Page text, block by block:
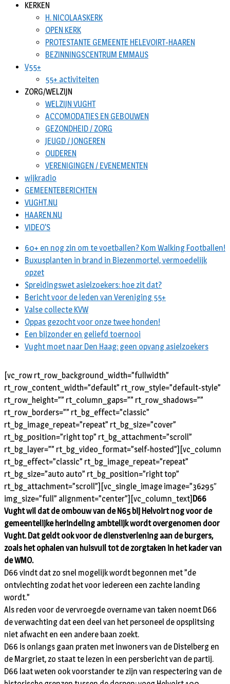
KERKEN
H. NICOLAASKERK
OPEN KERK
PROTESTANTE GEMEENTE HELEVOIRT-HAAREN
BEZINNINGSCENTRUM EMMAUS
V55+
55+ activiteiten
ZORG/WELZIJN
WELZIJN VUGHT
ACCOMODATIES EN GEBOUWEN
GEZONDHEID / ZORG
JEUGD / JONGEREN
OUDEREN
VERENIGINGEN / EVENEMENTEN
wijkradio
GEMEENTEBERICHTEN
VUGHT.NU
HAAREN.NU
VIDEO’S
60+ en nog zin om te voetballen? Kom Walking Footballen!
Buxusplanten in brand in Biezenmortel, vermoedelijk
opzet
Spreidingswet asielzoekers: hoe zit dat?
Bericht voor de leden van Vereniging 55+
Valse collecte KVW
Oppas gezocht voor onze twee honden!
Een bijzonder en geliefd toernooi
Vught moet naar Den Haag: geen opvang asielzoekers
[vc_row rt_row_background_width=”fullwidth”
rt_row_content_width=”default” rt_row_style=”default-style”
rt_row_height=”” rt_column_gaps=”” rt_row_shadows=””
rt_row_borders=”” rt_bg_effect=”classic”
rt_bg_image_repeat=”repeat” rt_bg_size=”cover”
rt_bg_position=”right top” rt_bg_attachment=”scroll”
rt_bg_layer=”” rt_bg_video_format=”self-hosted”][vc_column
rt_bg_effect=”classic” rt_bg_image_repeat=”repeat”
rt_bg_size=”auto auto” rt_bg_position=”right top”
rt_bg_attachment=”scroll”][vc_single_image image=”36295″
img_size=”full” alignment=”center”][vc_column_text] D66
Vught wil dat de ombouw van de N65 bij Helvoirt nog voor de
gemeentelijke herindeling ambtelijk wordt overgenomen door
Vught. Dat geldt ook voor de dienstverlening aan de burgers,
zoals het ophalen van huisvuil tot de zorgtaken in het kader van
de WMO.
D66 vindt dat zo snel mogelijk wordt begonnen met ”de
ontvlechting zodat het voor iedereen een zachte landing
wordt.”
Als reden voor de vervroegde overname van taken noemt D66
de verwachting dat een deel van het personeel de opsplitsing
niet afwacht en een andere baan zoekt.
D66 is onlangs gaan praten met inwoners van de Distelberg en
de Margriet, zo staat te lezen in een persbericht van de partij.
D66 laat weten ook voorstander te zijn van respectering van de